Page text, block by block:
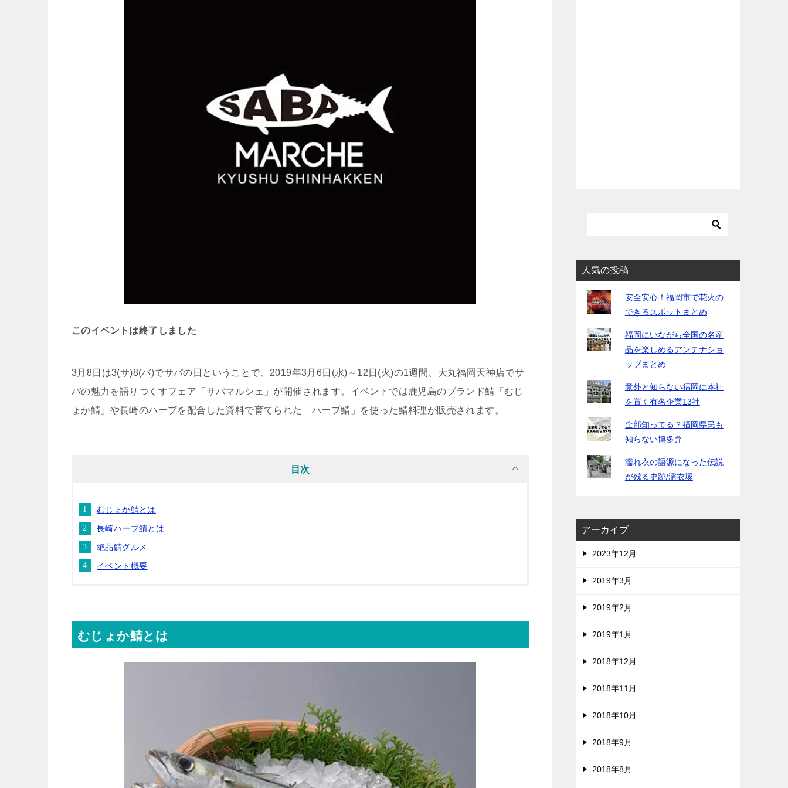
このイベントは終了しました
3月8日は3(サ)8(バ)でサバの日ということで、2019年3月6日(水)～12日(火)の1週間、大丸福岡天神店でサ
バの魅力を語りつくすフェア「サバマルシェ」が開催されます。イベントでは鹿児島のブランド鯖「むじ
ょか鯖」や長崎のハーブを配合した資料で育てられた「ハーブ鯖」を使った鯖料理が販売されます。
目次
むじょか鯖とは
長崎ハーブ鯖とは
絶品鯖グルメ
イベント概要
むじょか鯖とは
人気の投稿
安全安心！福岡市で花火の
できるスポットまとめ
福岡にいながら全国の名産
品を楽しめるアンテナショ
ップまとめ
意外と知らない福岡に本社
を置く有名企業13社
全部知ってる？福岡県民も
知らない博多弁
濡れ衣の語源になった伝説
が残る史跡/濡衣塚
アーカイブ
2023年12月
2019年3月
2019年2月
2019年1月
2018年12月
2018年11月
2018年10月
2018年9月
2018年8月